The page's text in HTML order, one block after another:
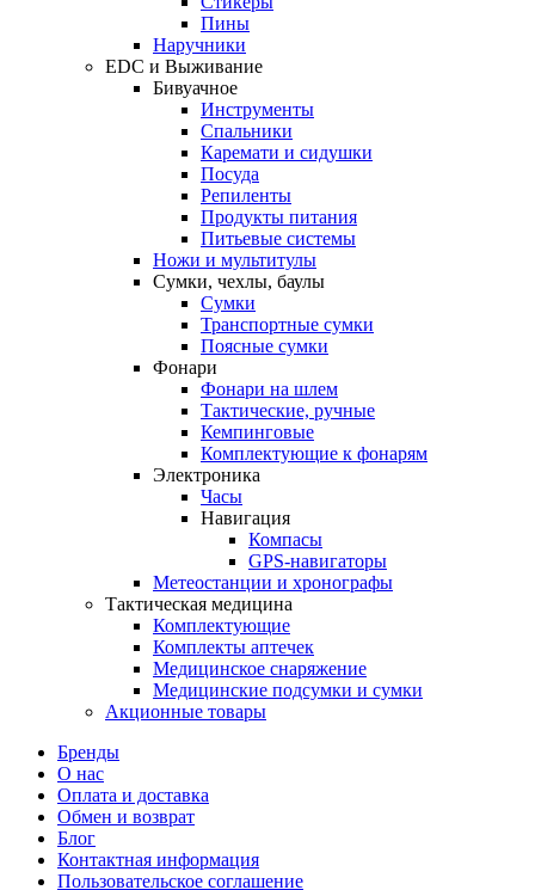
Пины
Наручники
EDC и Выживание
Бивуачное
Инструменты
Спальники
Каремати и сидушки
Посуда
Репиленты
Продукты питания
Питьевые системы
Ножи и мультитулы
Сумки, чехлы, баулы
Сумки
Транспортные сумки
Поясные сумки
Фонари
Фонари на шлем
Тактические, ручные
Кемпинговые
Комплектующие к фонарям
Электроника
Часы
Навигация
Компасы
GPS-навигаторы
Метеостанции и хронографы
Тактическая медицина
Комплектующие
Комплекты аптечек
Медицинское снаряжение
Медицинские подсумки и сумки
Акционные товары
Бренды
О нас
Оплата и доставка
Обмен и возврат
Блог
Контактная информация
Пользовательское соглашение